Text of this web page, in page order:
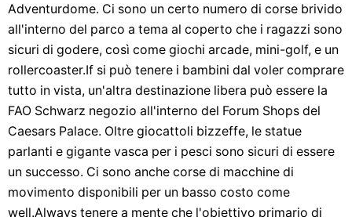
Adventurdome. Ci sono un certo numero di corse brivido
all'interno del parco a tema al coperto che i ragazzi sono
sicuri di godere, così come giochi arcade, mini-golf, e un
rollercoaster.If si può tenere i bambini dal voler comprare
tutto in vista, un'altra destinazione libera può essere la
FAO Schwarz negozio all'interno del Forum Shops del
Caesars Palace. Oltre giocattoli bizzeffe, le statue
parlanti e gigante vasca per i pesci sono sicuri di essere
un successo. Ci sono anche corse di macchine di
movimento disponibili per un basso costo come
well.Always tenere a mente che l'obiettivo primario di